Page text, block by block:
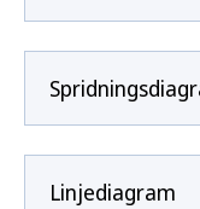
Linjediagram